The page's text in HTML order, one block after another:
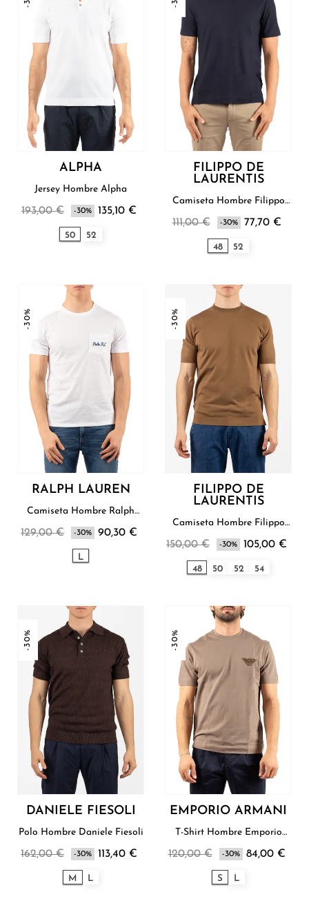
ALPHA
Jersey Hombre Alpha
193,00 € -30% 135,10 €
50 52
FILIPPO DE
LAURENTIS
Camiseta Hombre Filippo
111,00 € -30% 77,70 €
48 52
-30%
RALPH LAUREN
Camiseta Hombre Ralph
129,00 € -30% 90,30 €
L
-30%
FILIPPO DE
LAURENTIS
Camiseta Hombre Filippo
150,00 € -30% 105,00 €
48 50 52 54
-30%
DANIELE FIESOLI
Polo Hombre Daniele Fiesoli
162,00 € -30% 113,40 €
M L
-30%
EMPORIO ARMANI
T-Shirt Hombre Emporio
120,00 € -30% 84,00 €
S L